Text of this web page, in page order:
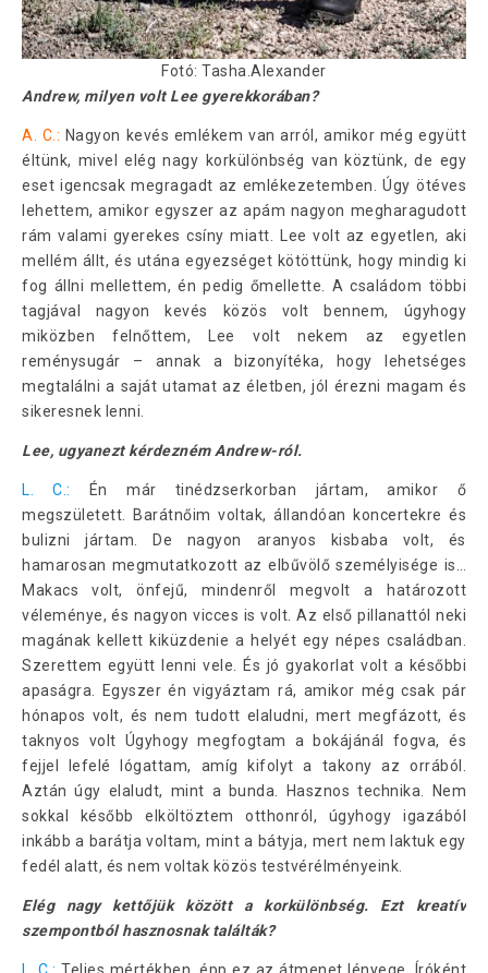
Fotó: Tasha.Alexander
Andrew, milyen volt Lee gyerekkorában?
A. C.: Nagyon kevés emlékem van arról, amikor még együtt
éltünk, mivel elég nagy korkülönbség van köztünk, de egy
eset igencsak megragadt az emlékezetemben. Úgy ötéves
lehettem, amikor egyszer az apám nagyon megharagudott
rám valami gyerekes csíny miatt. Lee volt az egyetlen, aki
mellém állt, és utána egyezséget kötöttünk, hogy mindig ki
fog állni mellettem, én pedig őmellette. A családom többi
tagjával nagyon kevés közös volt bennem, úgyhogy
miközben felnőttem, Lee volt nekem az egyetlen
reménysugár – annak a bizonyítéka, hogy lehetséges
megtalálni a saját utamat az életben, jól érezni magam és
sikeresnek lenni.
Lee, ugyanezt kérdezném Andrew-ról.
L. C.:
Én már tinédzserkorban jártam, amikor ő
megszületett. Barátnőim voltak, állandóan koncertekre és
bulizni jártam. De nagyon aranyos kisbaba volt, és
hamarosan megmutatkozott az elbűvölő személyisége is…
Makacs volt, önfejű, mindenről megvolt a határozott
véleménye, és nagyon vicces is volt. Az első pillanattól neki
magának kellett kiküzdenie a helyét egy népes családban.
Szerettem együtt lenni vele. És jó gyakorlat volt a későbbi
apaságra. Egyszer én vigyáztam rá, amikor még csak pár
hónapos volt, és nem tudott elaludni, mert megfázott, és
taknyos volt Úgyhogy megfogtam a bokájánál fogva, és
fejjel lefelé lógattam, amíg kifolyt a takony az orrából.
Aztán úgy elaludt, mint a bunda. Hasznos technika. Nem
sokkal később elköltöztem otthonról, úgyhogy igazából
inkább a barátja voltam, mint a bátyja, mert nem laktuk egy
fedél alatt, és nem voltak közös testvérélményeink.
Elég nagy kettőjük között a korkülönbség. Ezt kreatív
szempontból hasznosnak találták?